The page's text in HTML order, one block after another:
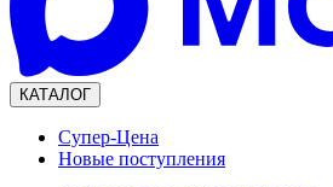
КАТАЛОГ
Супер-Цена
Новые поступления